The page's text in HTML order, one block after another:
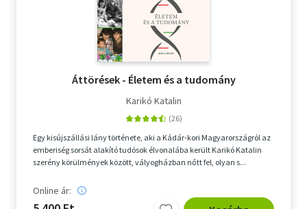
Áttörések - Életem és a tudomány
Karikó Katalin
Egy kisújszállási lány története, aki a Kádár-kori Magyarországról az
emberiség sorsát alakító tudósok élvonalába került Karikó Katalin
szerény körülmények között, vályogházban nőtt fel, olyan s...
Online ár: